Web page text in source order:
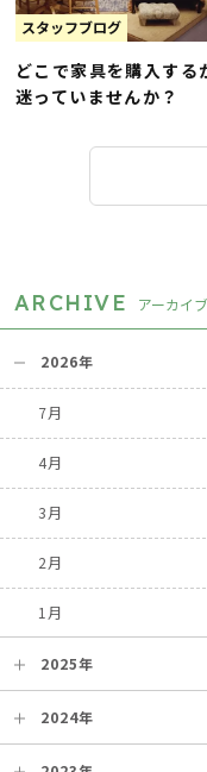
スタッフブログ
どこで家具を購入する
迷っていませんか？
ARCHIVE アーカイブ
2026年
7月
4月
3月
2月
1月
2025年
2024年